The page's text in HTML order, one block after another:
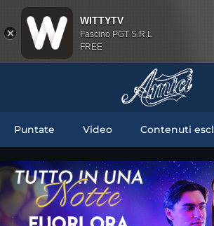
Puntate Video Contenuti
WITTYTV
Fascino PGT S.R.L
FREE